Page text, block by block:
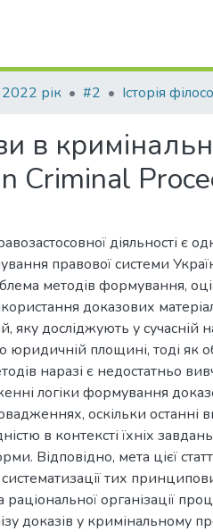
2022 рік #2
в
Criminal
діяльності є
правової системи
методів формування,
доказових
яку досліджують у сучасній
юридичній площині, тоді як
наразі є недостатньо
логіки формування
оскільки останні
в контексті їхніх завдань,
Відповідно, мета цієї
тих
раціональної організації
доказів у кримінальному